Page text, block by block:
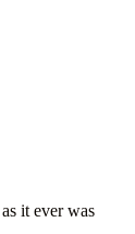
it ever was